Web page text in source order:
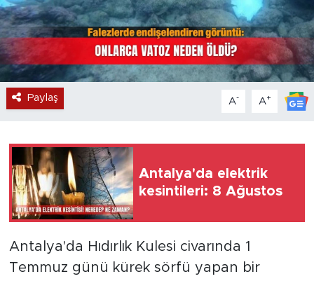
Paylaş A- A+
Antalya'da elektrik
kesintileri: 8 Ağustos
Antalya'da Hıdırlık Kulesi civarında 1
Temmuz günü kürek sörfü yapan bir